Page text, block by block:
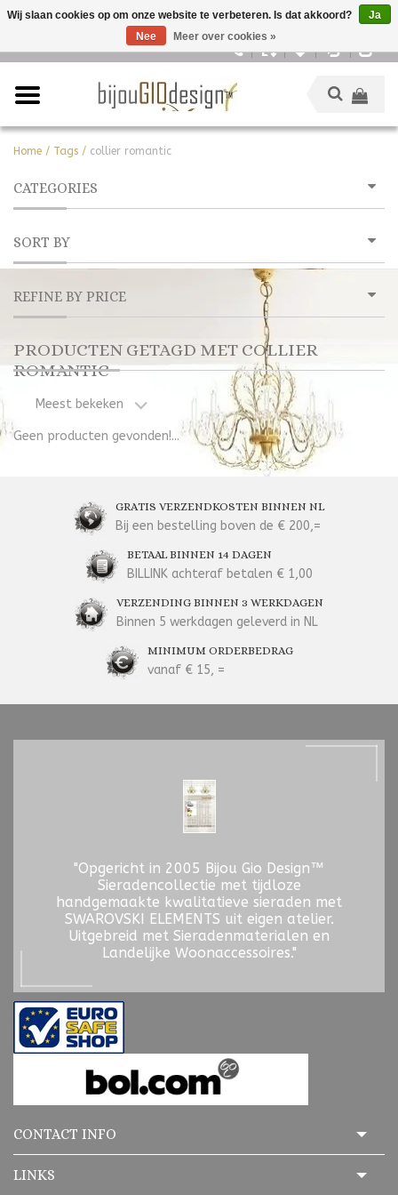
Home / Tags / collier romantic
CATEGORIES
SORT BY
REFINE BY PRICE
PRODUCTEN GETAGD MET COLLIER
ROMANTIC
Meest bekeken
Geen producten gevonden!...
GRATIS VERZENDKOSTEN BINNEN NL
Bij een bestelling boven de € 200,=
BETAAL BINNEN 14 DAGEN
BILLINK achteraf betalen € 1,00
VERZENDING BINNEN 3 WERKDAGEN
Binnen 5 werkdagen geleverd in NL
MINIMUM ORDERBEDRAG
vanaf € 15, =
"Opgericht in 2005 Bijou Gio Design™
Sieradencollectie met tijdloze
handgemaakte kwalitatieve sieraden met
SWAROVSKI ELEMENTS uit eigen atelier.
Uitgebreid met Sieradenmaterialen en
Landelijke Woonaccessoires."
CONTACT INFO
LINKS
Wij slaan cookies op om onze website te verbeteren. Is dat akkoord?
Ja
Nee
Meer over cookies »